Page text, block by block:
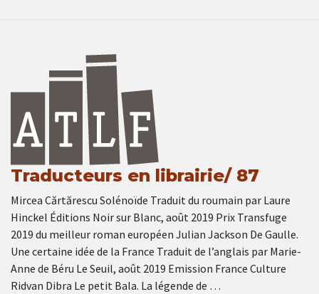
Traducteurs en librairie/ 87
Mircea Cărtărescu Solénoïde Traduit du roumain par Laure
Hinckel Éditions Noir sur Blanc, août 2019 Prix Transfuge
2019 du meilleur roman européen Julian Jackson De Gaulle.
Une certaine idée de la France Traduit de l’anglais par Marie-
Anne de Béru Le Seuil, août 2019 Emission France Culture
Ridvan Dibra Le petit Bala. La légende de …